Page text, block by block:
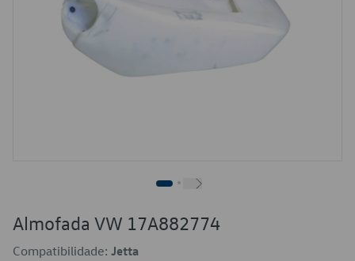
Almofada VW 17A882774
Compatibilidade: Jetta